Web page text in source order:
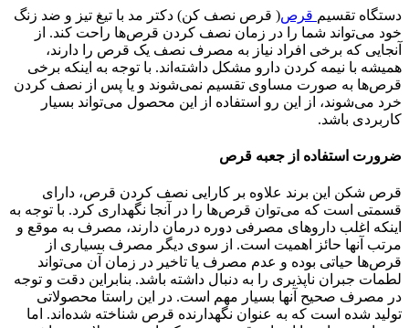
دستگاه تقسیم قرص( قرص نصف کن) دکتر مد با تیغ تیز و ضد زنگ
خود می‌تواند شما را در زمان نصف کردن قرص‌ها راحت کند. از
آنجایی که برخی افراد نیاز به مصرف نصف یک قرص را دارند،
همیشه با نیمه کردن دارو مشکل داشته‌اند. با توجه به اینکه برخی
قرص‌ها به صورت مساوی تقسیم نمی‌شوند و یا پس از نصف کردن
خرد می‌شوند، از این رو استفاده از این محصول می‌تواند بسیار
کاربردی باشد.
ضرورت استفاده از جعبه قرص
قرص شکن این برند علاوه بر کارایی نصف کردن قرص، دارای
قسمتی است که می‌توان قرص‌ها را در آنجا نگهداری کرد. با توجه به
اینکه اغلب داروهای مصرفی دوره درمان دارند، مصرف به موقع و
مرتب آنها حائز اهمیت است. از سوی دیگر مصرف بسیاری از
قرص‌ها حیاتی بوده و عدم مصرف یا تاخیر در زمان آن می‌تواند
لطمات جبران ناپذیری را به دنبال داشته باشد. بنابراین دقت و توجه
در مصرف صحیح آنها بسیار مهم است. در این راستا محصولاتی
تولید ‌شده است که به عنوان نگهدارنده قرص شناخته شده‌اند. اما